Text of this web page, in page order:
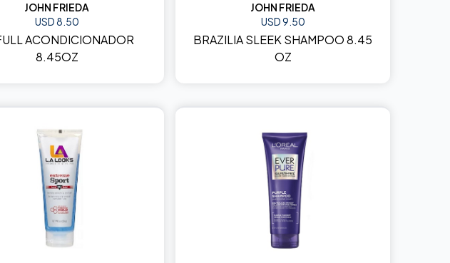
JOHN FRIEDA
USD 8.50
ACONDICIONADOR
8.45OZ
JOHN FRIEDA
USD 9.50
BRAZILIA SLEEK SHAMPOO 8.45
OZ